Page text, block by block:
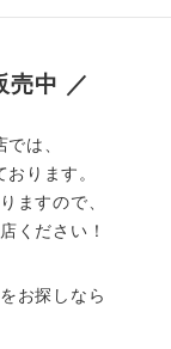
売中 ／
は、
ります。
ますので、
ください！
お探しなら